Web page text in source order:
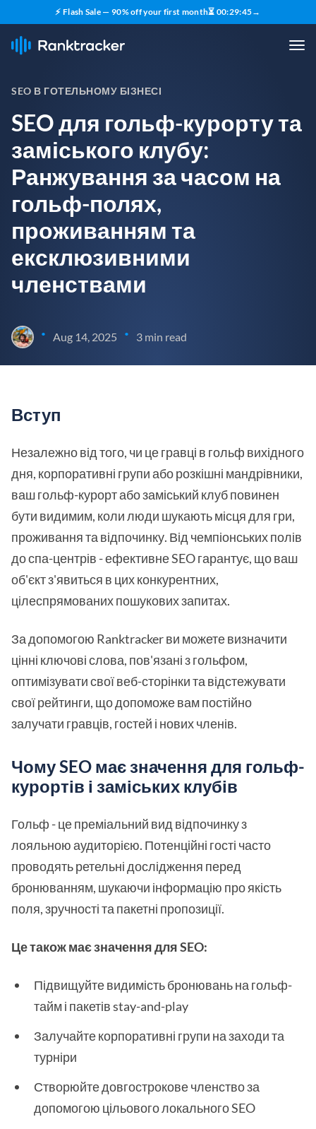
⚡ Flash Sale — 90% off your first month⏳ 00:29:44→
SEO В ГОТЕЛЬНОМУ БІЗНЕСІ
SEO для гольф-курорту та
заміського клубу:
Ранжування за часом на
гольф-полях,
проживанням та
ексклюзивними
членствами
• Aug 14, 2025 • 3 min read
Вступ
Незалежно від того, чи це гравці в гольф вихідного
дня, корпоративні групи або розкішні мандрівники,
ваш гольф-курорт або заміський клуб повинен
бути видимим, коли люди шукають місця для гри,
проживання та відпочинку. Від чемпіонських полів
до спа-центрів - ефективне SEO гарантує, що ваш
об'єкт з'явиться в цих конкурентних,
цілеспрямованих пошукових запитах.
За допомогою Ranktracker ви можете визначити
цінні ключові слова, пов'язані з гольфом,
оптимізувати свої веб-сторінки та відстежувати
свої рейтинги, що допоможе вам постійно
залучати гравців, гостей і нових членів.
Чому SEO має значення для гольф-
курортів і заміських клубів
Гольф - це преміальний вид відпочинку з
лояльною аудиторією. Потенційні гості часто
проводять ретельні дослідження перед
бронюванням, шукаючи інформацію про якість
поля, зручності та пакетні пропозиції.
Це також має значення для SEO:
Підвищуйте видимість бронювань на гольф-
тайм і пакетів stay-and-play
Залучайте корпоративні групи на заходи та
турніри
Створюйте довгострокове членство за
допомогою цільового локального SEO